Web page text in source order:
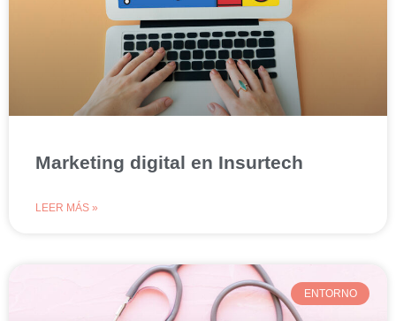
Marketing digital en Insurtech
LEER MÁS »
ENTORNO